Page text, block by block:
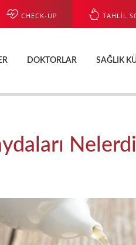
CHECK-UP TAHLİL
DOKTORLAR SAĞLIK